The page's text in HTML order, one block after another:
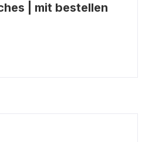
| mit bestellen